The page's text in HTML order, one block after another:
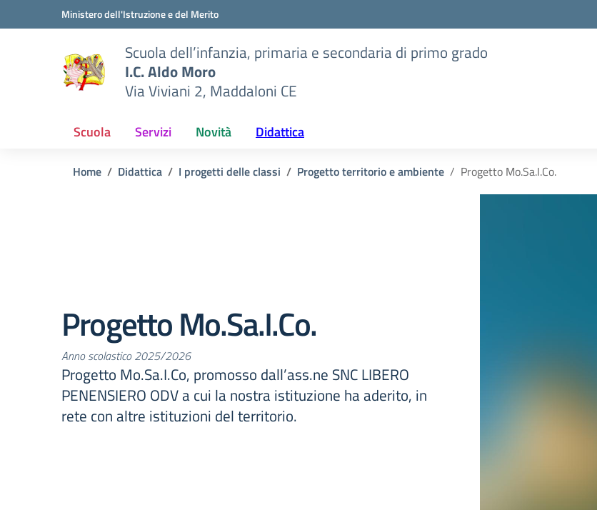
Vai ai contenuti
Vai al menu di navigazioneMinistero dell'Istruzione e del Merito
Scuola dell’infanzia, primaria e secondaria di primo grado
I.C. Aldo Moro
Via Viviani 2, Maddaloni CE
Scuola Servizi Novità Didattica
Home Didattica I progetti delle classi Progetto territorio e ambiente Progetto Mo.Sa.I.Co.
Progetto Mo.Sa.I.Co.
Anno scolastico 2025/2026
Progetto Mo.Sa.I.Co, promosso dall’ass.ne SNC LIBERO
PENENSIERO ODV a cui la nostra istituzione ha aderito, in
rete con altre istituzioni del territorio.